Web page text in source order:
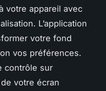
votre appareil avec
L’application
votre fond
vos préférences.
contrôle sur
de votre écran